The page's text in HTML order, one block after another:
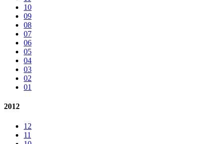
10
09
08
07
06
05
04
03
02
01
2012
12
11